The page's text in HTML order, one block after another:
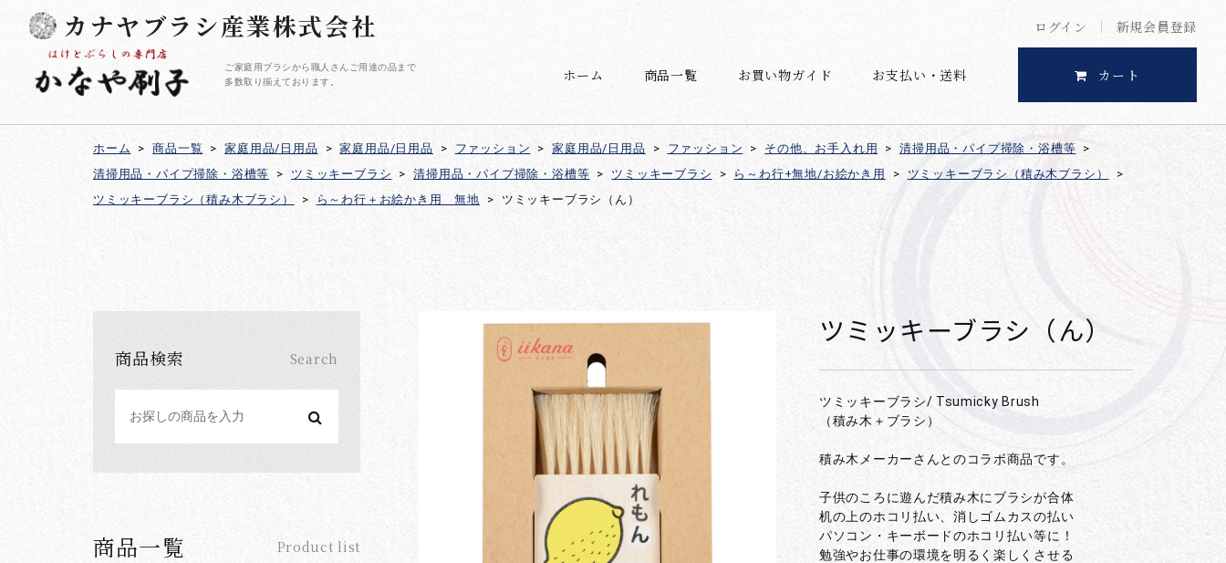
ログイン 新規会員登録
カナヤブラシ産業株式会社
ご家庭用ブラシから職人さんご用達の品まで
多数取り揃えております。
ホーム 商品一覧 お買い物ガイド お支払い・送料 カート
ホーム > 商品一覧 > 家庭用品/日用品 > 家庭用品/日用品 > ファッション > 家庭用品/日用品 > ファッション > その他、お手入れ用 > 清掃用品・パイプ掃除・浴槽等 >
清掃用品・パイプ掃除・浴槽等
> ツミッキーブラシ > 清掃用品・パイプ掃除・浴槽等 > ツミッキーブラシ > ら～わ行+無地/お絵かき用 > ツミッキーブラシ（積み木ブラシ）
>
ツミッキーブラシ（積み木ブラシ）
> ら～わ行＋お絵かき用 無地 > ツミッキーブラシ（ん）
商品検索 Search
商品一覧 Product list
ツミッキーブラシ（ん）
ツミッキーブラシ/ Tsumicky Brush
（積み木＋ブラシ）
積み木メーカーさんとのコラボ商品です。
子供のころに遊んだ積み木にブラシが合体
机の上のホコリ払い、消しゴムカスの払い
パソコン・キーボードのホコリ払い等に！
勉強やお仕事の環境を明るく楽しくさせる